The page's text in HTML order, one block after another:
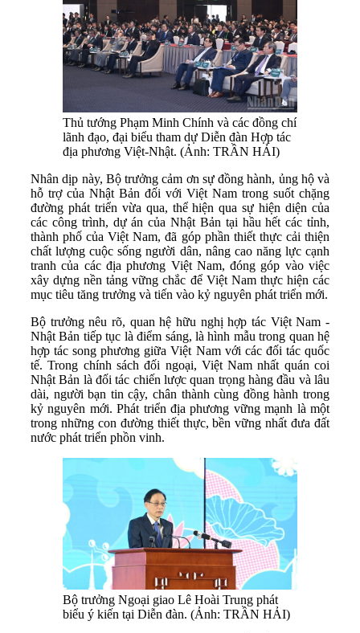
Thủ tướng Phạm Minh Chính và các đồng chí
lãnh đạo, đại biểu tham dự Diễn đàn Hợp tác
địa phương Việt-Nhật. (Ảnh: TRẦN HẢI)
Nhân dịp này, Bộ trưởng cảm ơn sự đồng hành, ủng hộ và
hỗ trợ của Nhật Bản đối với Việt Nam trong suốt chặng
đường phát triển vừa qua, thể hiện qua sự hiện diện của
các công trình, dự án của Nhật Bản tại hầu hết các tỉnh,
thành phố của Việt Nam, đã góp phần thiết thực cải thiện
chất lượng cuộc sống người dân, nâng cao năng lực cạnh
tranh của các địa phương Việt Nam, đóng góp vào việc
xây dựng nền tảng vững chắc để Việt Nam thực hiện các
mục tiêu tăng trưởng và tiến vào kỷ nguyên phát triển mới.
Bộ trưởng nêu rõ, quan hệ hữu nghị hợp tác Việt Nam -
Nhật Bản tiếp tục là điểm sáng, là hình mẫu trong quan hệ
hợp tác song phương giữa Việt Nam với các đối tác quốc
tế. Trong chính sách đối ngoại, Việt Nam nhất quán coi
Nhật Bản là đối tác chiến lược quan trọng hàng đầu và lâu
dài, người bạn tin cậy, chân thành cùng đồng hành trong
kỷ nguyên mới. Phát triển địa phương vững mạnh là một
trong những con đường thiết thực, bền vững nhất đưa đất
nước phát triển phồn vinh.
Bộ trưởng Ngoại giao Lê Hoài Trung phát
biểu ý kiến tại Diễn đàn. (Ảnh: TRẦN HẢI)